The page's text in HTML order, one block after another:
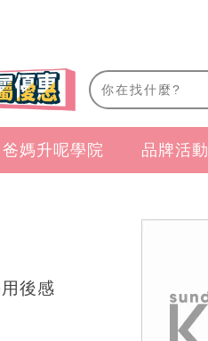
爸媽升呢學院 品牌活動
後感